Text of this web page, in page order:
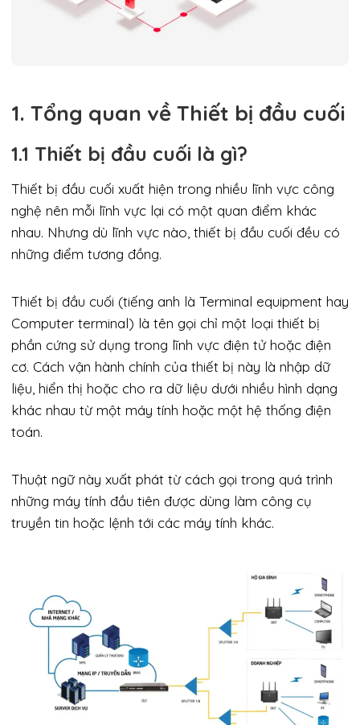
1. Tổng quan về Thiết bị đầu cuối
1.1 Thiết bị đầu cuối là gì?
Thiết bị đầu cuối xuất hiện trong nhiều lĩnh vực công
nghệ nên mỗi lĩnh vực lại có một quan điểm khác
nhau. Nhưng dù lĩnh vực nào, thiết bị đầu cuối đều có
những điểm tương đồng.
Thiết bị đầu cuối (tiếng anh là Terminal equipment hay
Computer terminal) là tên gọi chỉ một loại thiết bị
phần cứng sử dụng trong lĩnh vực điện tử hoặc điện
cơ. Cách vận hành chính của thiết bị này là nhập dữ
liệu, hiển thị hoặc cho ra dữ liệu dưới nhiều hình dạng
khác nhau từ một máy tính hoặc một hệ thống điện
toán.
Thuật ngữ này xuất phát từ cách gọi trong quá trình
những máy tính đầu tiên được dùng làm công cụ
truyền tin hoặc lệnh tới các máy tính khác.